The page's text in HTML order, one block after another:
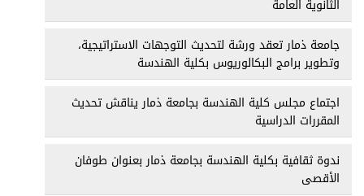
الثانوية العامة
جامعة ذمار تعقد ورشة لتحديث التوجهات الاستراتيجية،
وتطوير برامج البكالوريوس بكلية الهندسة
اجتماع مجلس كلية الهندسة بجامعة ذمار يناقش تحديث
المقررات الدراسية
ندوة ثقافية بكلية الهندسة بجامعة ذمار بعنوان طوفان
الأقصى